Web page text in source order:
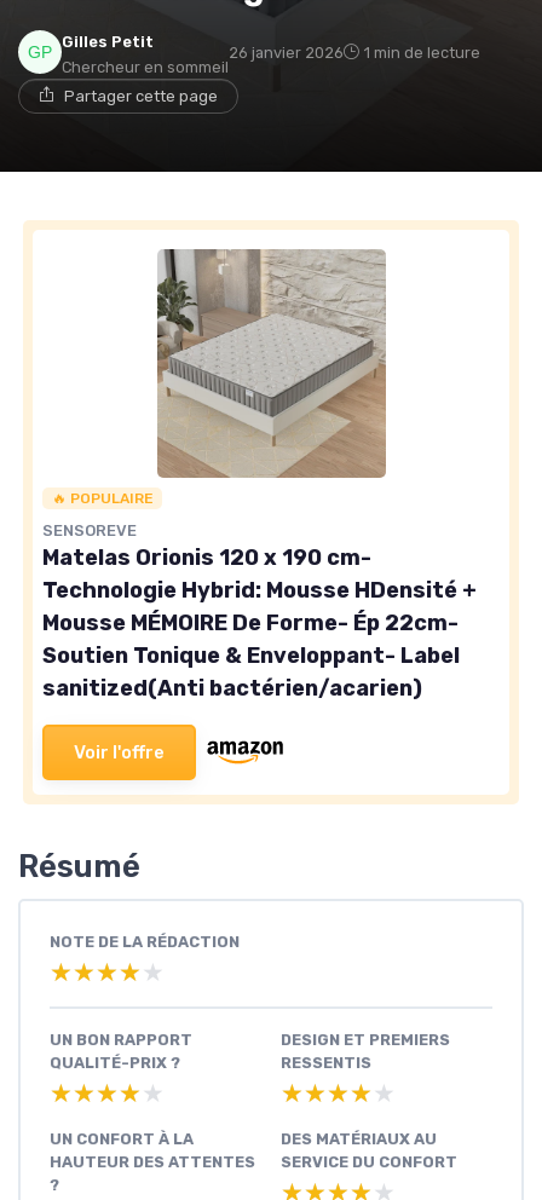
Gilles Petit
Chercheur en sommeil
26 janvier 2026 1 min de lecture
Partager cette page
🔥 POPULAIRE
SENSOREVE
Matelas Orionis 120 x 190 cm-
Technologie Hybrid: Mousse HDensité +
Mousse MÉMOIRE De Forme- Ép 22cm-
Soutien Tonique & Enveloppant- Label
sanitized(Anti bactérien/acarien)
Voir l'offre
Résumé
NOTE DE LA RÉDACTION
★★★★★
★★★★★
UN BON RAPPORT
QUALITÉ-PRIX ?
★★★★★
★★★★★
DESIGN ET PREMIERS
RESSENTIS
★★★★★
★★★★★
UN CONFORT À LA
HAUTEUR DES ATTENTES
?
DES MATÉRIAUX AU
SERVICE DU CONFORT
★★★★★
★★★★★
→ Je rejoins le club
Non merci, peut-être plus tard